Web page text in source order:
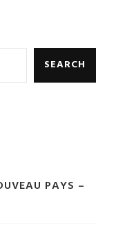
SEARCH
PAYS –